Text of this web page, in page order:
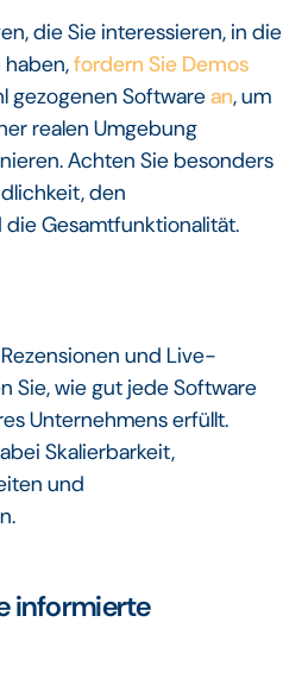
die Sie interessieren, in die
fordern Sie Demos
gezogenen Softwarean, um
realen Umgebung
Achten Sie besonders
den
Gesamtfunktionalität.
und Live-
Sie, wie gut jede Software
Unternehmens erfüllt.
Skalierbarkeit,
und
informierte